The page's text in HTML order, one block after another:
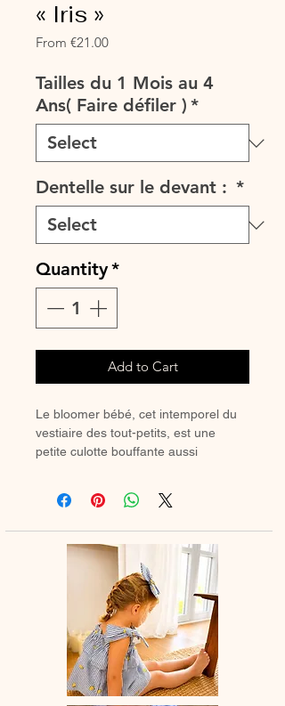
« Iris »
From €21.00Sale
Tailles du 1 Mois au 4
Ans( Faire défiler ) *
Dentelle sur le devant : *
Quantity*
Add to Cart
Le bloomer bébé, cet intemporel du
vestiaire des tout-petits, est une
petite culotte bouffante aussi
chaussettes hautes ou des collants
🌸 Chaque bloomer est entièrement
confectionné à la main en France,
avec amour et savoir-faire artisanal.
💛 Un indispensable du dressing de
bébé, alliant confort, praticité et style
bohème.
📏 Délai de fabrication : entre 15 et 28
jours ouvrés selon les commandes en